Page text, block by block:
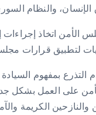
الإنسان، والنظام
و2042 و2139 والبند 12 في القرار رقم 2254، الخاصة
بمفهوم
والنازحين الكريمة